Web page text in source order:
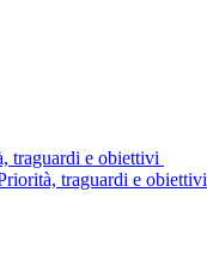
traguardi e obiettivi
traguardi e obiettivi